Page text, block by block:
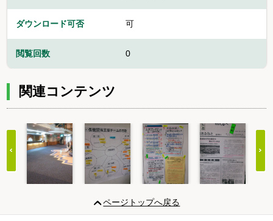
ダウンロード可否 可
閲覧回数 0
関連コンテンツ
20
ページトップへ戻る